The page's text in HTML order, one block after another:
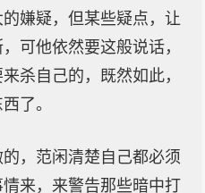
嫌疑，但某些疑点，让
可他依然要这般说话，
杀自己的，既然如此，
了。
，范闲清楚自己都必须
来，来警告那些暗中打